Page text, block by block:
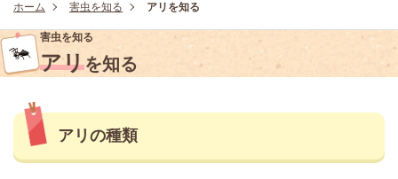
ホーム 害虫を知る アリを知る
害虫を知る
アリを知る
アリの種類